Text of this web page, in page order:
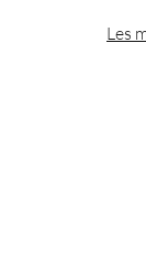
Les